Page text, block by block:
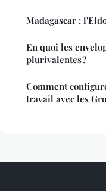
Madagascar :
En quoi les
plurivalentes ?
Comment
travail avec les